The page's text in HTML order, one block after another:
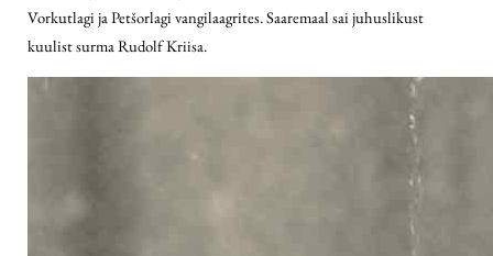
Vorkutlagi ja Petšorlagi vangilaagrites. Saaremaal sai juhuslikust
kuulist surma Rudolf Kriisa.